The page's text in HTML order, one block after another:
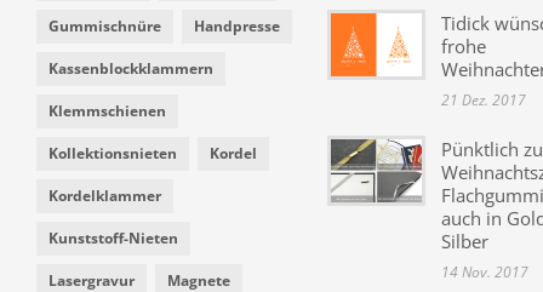
Gummischnüre Handpresse
Kassenblockklammern
Klemmschienen
Kollektionsnieten Kordel
Kordelklammer
Kunststoff-Nieten
Lasergravur Magnete
Tidick
frohe
21 Dez. 2017
Pünktlich
auch in
Silber
14 Nov. 2017